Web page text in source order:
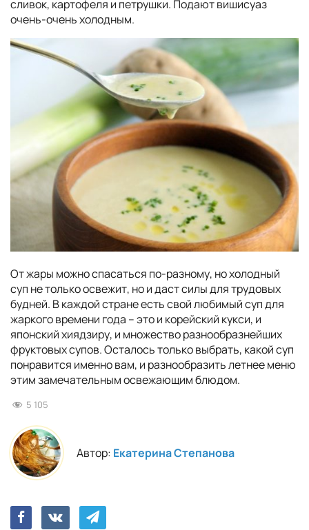
сливок, картофеля и петрушки. Подают вишисуаз
очень-очень холодным.
От жары можно спасаться по-разному, но холодный
суп не только освежит, но и даст силы для трудовых
будней. В каждой стране есть свой любимый суп для
жаркого времени года – это и корейский кукси, и
японский хиядзиру, и множество разнообразнейших
фруктовых супов. Осталось только выбрать, какой суп
понравится именно вам, и разнообразить летнее меню
этим замечательным освежающим блюдом.
5 105
Автор: Екатерина Степанова